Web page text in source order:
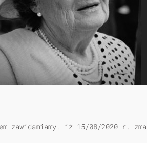
zawidamiamy, iż 15/08/2020 r.